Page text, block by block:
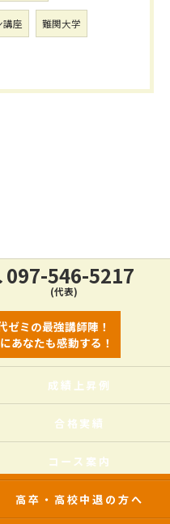
講座 難関大学
097-546-5217
(代表)
ゼミの最強講師陣！
あなたも感動する！
成績上昇例
合格実績
コース案内
高卒・高校中退の方へ